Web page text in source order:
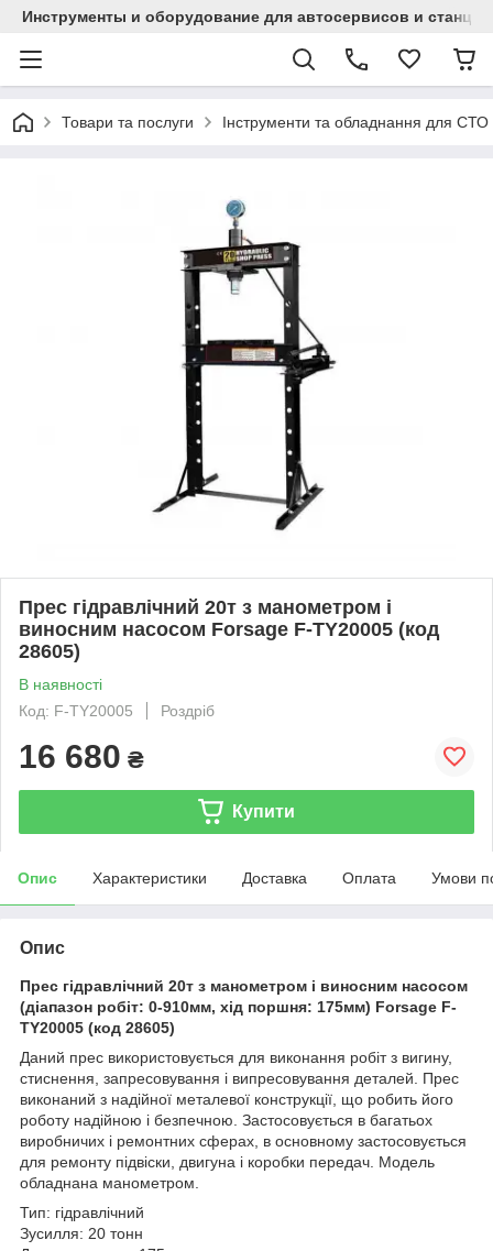
Инструменты и оборудование для автосервисов и
Товари та послуги Інструменти та обладнання для СТО
Прес гідравлічний 20т з манометром і
виносним насосом Forsage F-TY20005 (код
28605)
В наявності
Код: F-TY20005
Роздріб
16 680 ₴
Купити
Опис Характеристики Доставка Оплата Умови
Опис
Прес гідравлічний 20т з манометром і виносним насосом
(діапазон робіт: 0-910мм, хід поршня: 175мм) Forsage F-
TY20005 (код 28605)
Даний прес використовується для виконання робіт з вигину,
стиснення, запресовування і випресовування деталей. Прес
виконаний з надійної металевої конструкції, що робить його
роботу надійною і безпечною. Застосовується в багатьох
виробничих і ремонтних сферах, в основному застосовується
для ремонту підвіски, двигуна і коробки передач. Модель
обладнана манометром.
Тип: гідравлічний
Зусилля: 20 тонн